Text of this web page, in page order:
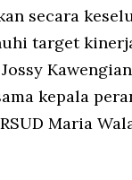
secara
target
kepala
Maria